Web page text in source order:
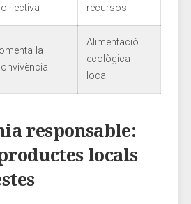
recursos
la⁢
Alimentació
ecològica
local
responsable:
locals